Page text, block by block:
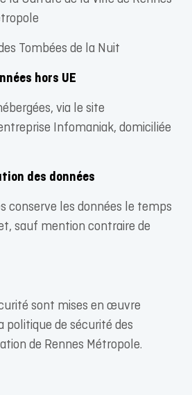
Tombées de la Nuit
hors UE
via le site
Infomaniak, domiciliée
des données
conserve les données le temps
sauf mention contraire de
sont mises en œuvre
de sécurité des
de Rennes Métropole.